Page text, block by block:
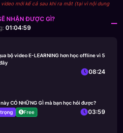
mới kể cả sau khi ra mắt (tại vì nội dung
NHẬN ĐƯỢC GÌ?
01:04:59
bộ video E-LEARNING hơn học offline vì 5
08:24
CÓ NHỮNG GÌ mà bạn học hỏi được?
Free 03:59